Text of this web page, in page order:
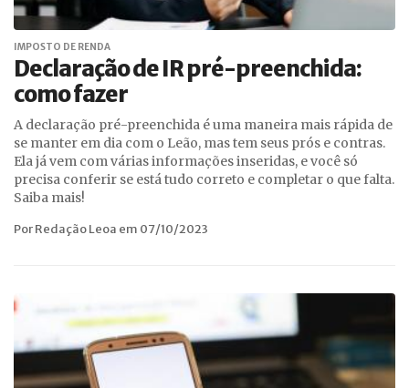
IMPOSTO DE RENDA
Declaração de IR pré-preenchida:
como fazer
A declaração pré-preenchida é uma maneira mais rápida de
se manter em dia com o Leão, mas tem seus prós e contras.
Ela já vem com várias informações inseridas, e você só
precisa conferir se está tudo correto e completar o que falta.
Saiba mais!
Por Redação Leoa em 07/10/2023